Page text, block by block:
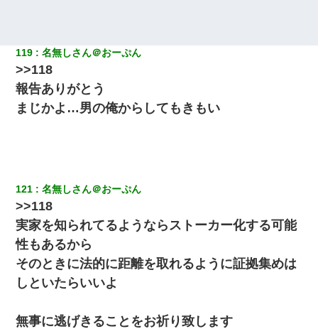
119 名無しさん＠おーぷん
>>118
報告ありがとう
まじかよ…男の俺からしてもきもい
121 名無しさん＠おーぷん
>>118
実家を知られてるようならストーカー化する可能
性もあるから
そのときに法的に距離を取れるように証拠集めは
しといたらいいよ
無事に逃げきることをお祈り致します